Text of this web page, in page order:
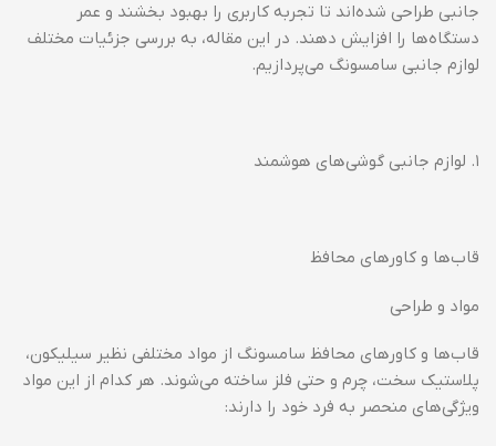
جانبی طراحی شده‌اند تا تجربه کاربری را بهبود بخشند و عمر
دستگاه‌ها را افزایش دهند. در این مقاله، به بررسی جزئیات مختلف
لوازم جانبی سامسونگ می‌پردازیم.
۱. لوازم جانبی گوشی‌های هوشمند
قاب‌ها و کاورهای محافظ
مواد و طراحی
قاب‌ها و کاورهای محافظ سامسونگ از مواد مختلفی نظیر سیلیکون،
پلاستیک سخت، چرم و حتی فلز ساخته می‌شوند. هر کدام از این مواد
ویژگی‌های منحصر به فرد خود را دارند: